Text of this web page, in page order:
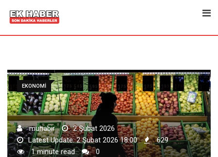
EKONOMI
muhabir
2 Şubat 2026
Latest Update: 2 Şubat 2026 18:00
629
1 minute read
0